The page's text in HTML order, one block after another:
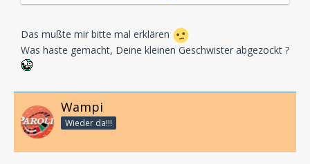
Das mußte mir bitte mal erklären
Was haste gemacht, Deine kleinen Geschwister abgezockt ?
Wampi
Wieder da!!!